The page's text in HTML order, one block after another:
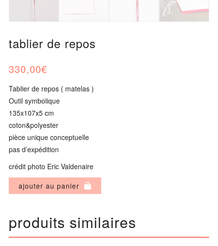
tablier de repos
330,00€
Tablier de repos ( matelas )
Outil symbolique
135x107x5 cm
coton&polyester
pièce unique conceptuelle
pas d’expédition
crédit photo Eric Valdenaire
quantité
de
de
repos
ajouter au panier
produits similaires